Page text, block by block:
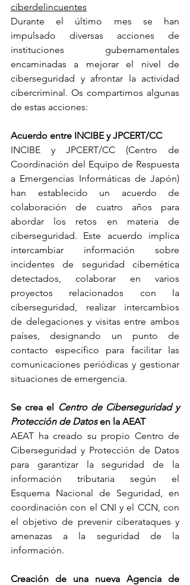
ciberdelincuentes
Durante el último mes se han
impulsado diversas acciones de
instituciones gubernamentales
encaminadas a mejorar el nivel de
ciberseguridad y afrontar la actividad
cibercriminal. Os compartimos algunas
de estas acciones:
Acuerdo entre INCIBE y JPCERT/CC
INCIBE y JPCERT/CC (Centro de
Coordinación del Equipo de Respuesta
a Emergencias Informáticas de Japón)
han establecido un acuerdo de
colaboración de cuatro años para
abordar los retos en materia de
ciberseguridad. Este acuerdo implica
intercambiar información sobre
incidentes de seguridad cibernética
detectados, colaborar en varios
proyectos relacionados con la
ciberseguridad, realizar intercambios
de delegaciones y visitas entre ambos
países, designando un punto de
contacto específico para facilitar las
comunicaciones periódicas y gestionar
situaciones de emergencia.
Se crea el Centro de Ciberseguridad y
Protección de Datos en la AEAT
AEAT ha creado su propio Centro de
Ciberseguridad y Protección de Datos
para garantizar la seguridad de la
información tributaria según el
Esquema Nacional de Seguridad, en
coordinación con el CNI y el CCN, con
el objetivo de prevenir ciberataques y
amenazas a la seguridad de la
información.
Creación de una nueva Agencia de